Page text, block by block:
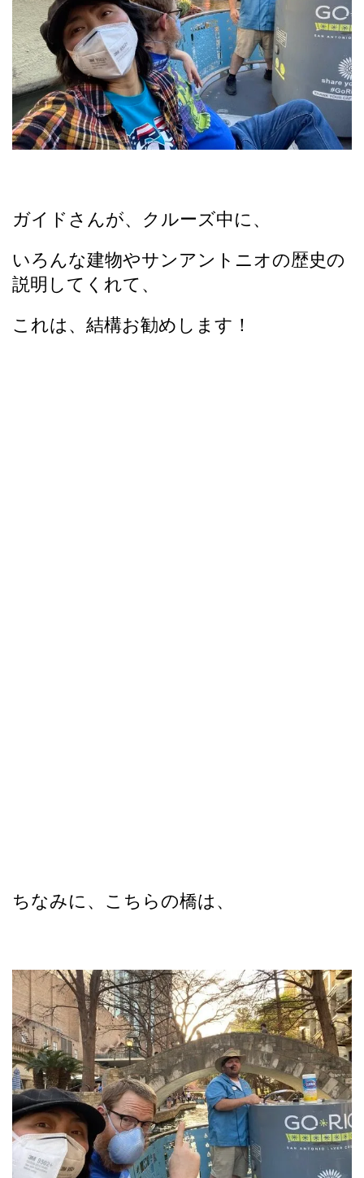
ガイドさんが、クルーズ中に、
いろんな建物やサンアントニオの歴史の
説明してくれて、
これは、結構お勧めします！
ちなみに、こちらの橋は、